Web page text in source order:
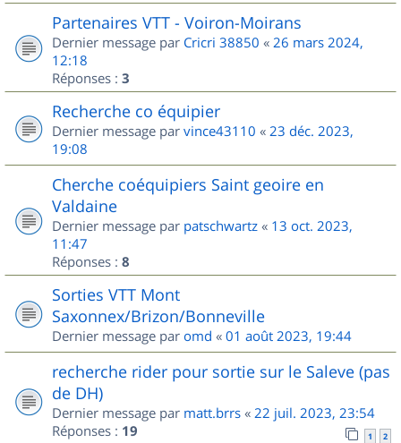
Partenaires VTT - Voiron-Moirans
Dernier message par Cricri 38850 « 26 mars 2024,
12:18
Réponses : 3
Recherche co équipier
Dernier message par vince43110 « 23 déc. 2023,
19:08
Cherche coéquipiers Saint geoire en
Valdaine
Dernier message par patschwartz « 13 oct. 2023,
11:47
Réponses : 8
Sorties VTT Mont
Saxonnex/Brizon/Bonneville
Dernier message par omd « 01 août 2023, 19:44
recherche rider pour sortie sur le Saleve (pas
de DH)
Dernier message par matt.brrs « 22 juil. 2023, 23:54
Réponses : 19 1 2